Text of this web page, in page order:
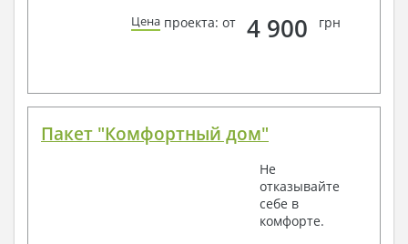
Цена проекта: от 4 900 грн
Пакет "Комфортный дом"
Не
отказывайте
себе в
комфорте.